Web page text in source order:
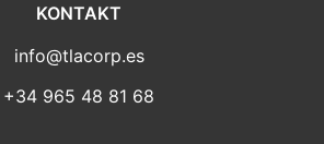
KONTAKT
info@tlacorp.es
+34 965 48 81 68